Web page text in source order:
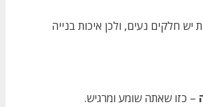
יש חלקים נעים, ולכן איכות בנייה
– כזו שאתה שומע ומרגיש.